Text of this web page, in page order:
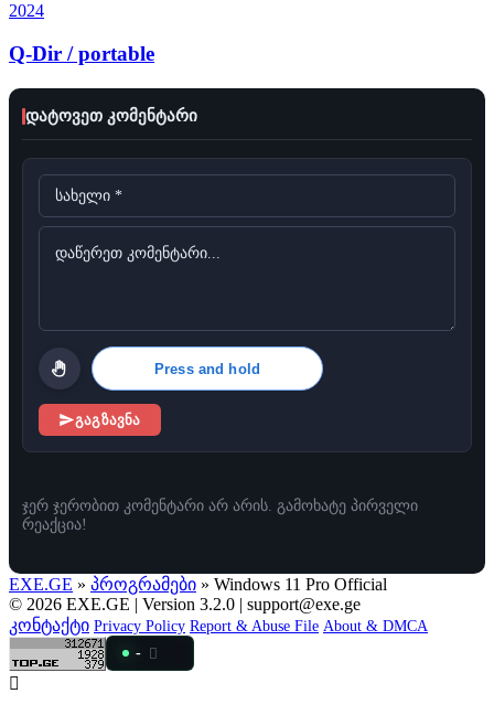
2024
Q-Dir / portable
დატოვეთ კომენტარი
Press and hold
გაგზავნა
ჯერ ჯერობით კომენტარი არ არის. გამოხატე პირველი
რეაქცია!
EXE.GE » პროგრამები » Windows 11 Pro Official
© 2026 EXE.GE | Version 3.2.0 | support@exe.ge
კონტაქტი Privacy Policy Report & Abuse File About & DMCA
-